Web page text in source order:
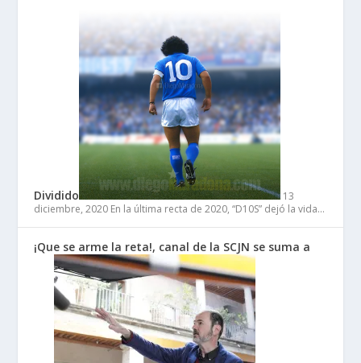
Dividido
13
diciembre, 2020 En la última recta de 2020, “D10S” dejó la vida…
¡Que se arme la reta!, canal de la SCJN se suma a